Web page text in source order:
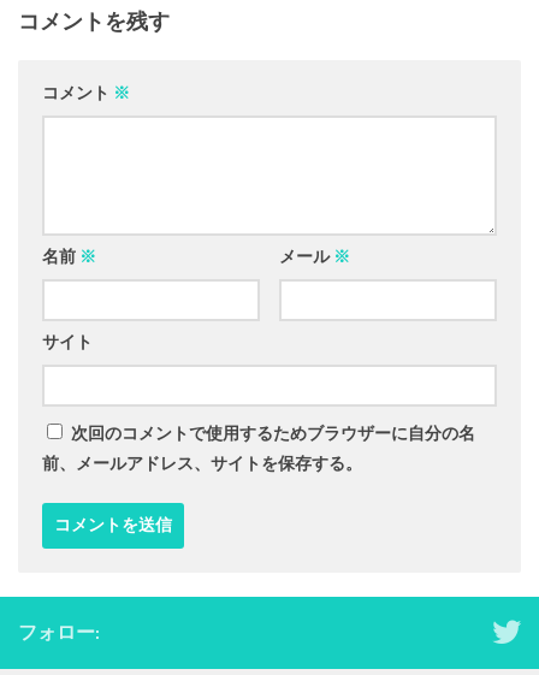
コメントを残す
コメント ※
名前 ※ メール ※
サイト
次回のコメントで使用するためブラウザーに自分の名
前、メールアドレス、サイトを保存する。
フォロー: